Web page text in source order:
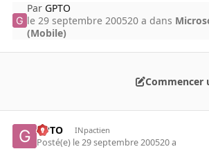
Par GPTO
le 29 septembre 200520 a dans
(Mobile)
Commencer
GPTO INpactien
Posté(e) le 29 septembre 200520 a